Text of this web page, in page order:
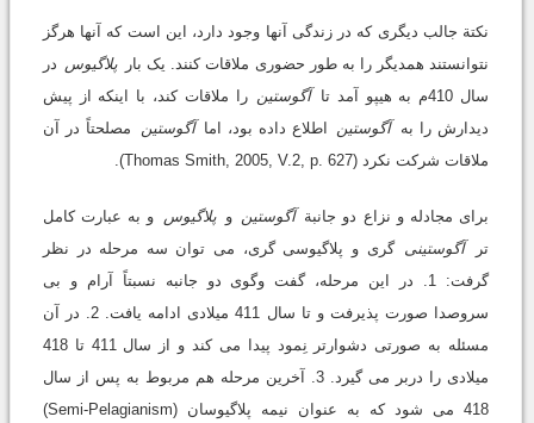
نکتة جالب دیگری که در زندگی آنها وجود دارد، این است که آنها هرگز
نتوانستند همدیگر را به طور حضوری ملاقات کنند. یک بار
پلاگیوس در
سال 410م به هیپو آمد تا
آگوستین را ملاقات کند، با اینکه از پیش
دیدارش را به آگوستین اطلاع داده بود، اما آگوستین
مصلحتاً در آن
ملاقات شرکت نکرد (Thomas Smith, 2005, V.2, p. 627).
برای مجادله و نزاع دو جانبة آگوستین و پلاگیوس و به عبارت کامل
تر
آگوستینی گری و پلاگیوسی گری، می توان سه مرحله در نظر
گرفت: 1. در این مرحله، گفت وگوی دو جانبه نسبتاً آرام و بی
سروصدا صورت پذیرفت و تا سال 411 میلادی ادامه یافت. 2. در آن
مسئله به صورتی دشوارتر نِمود پیدا می کند و از سال 411 تا 418
میلادی را دربر می گیرد. 3. آخرین مرحله هم مربوط به پس از سال
418 می شود که به عنوان نیمه پلاگیوسان (Semi-Pelagianism)